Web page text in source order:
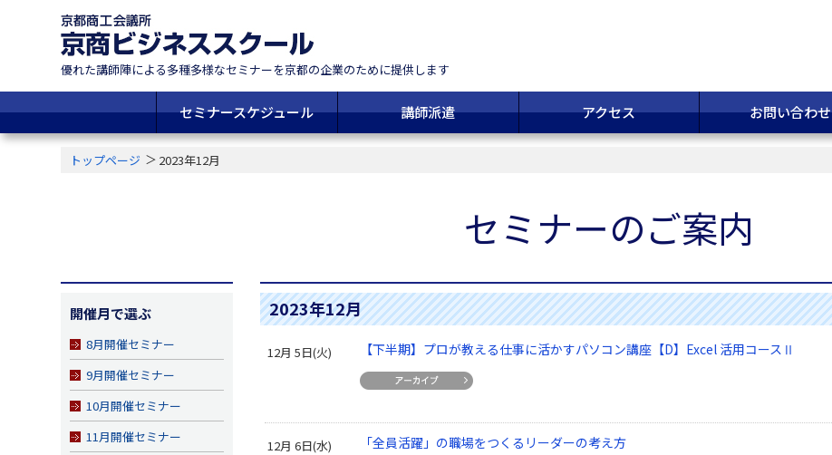
優れた講師陣による多種多様なセミナーを京都の企業のために提供します
セミナースケジュール 講師派遣 アクセス お問い合わせ
トップページ 2023年12月
セミナーのご案内
開催月で選ぶ
8月開催セミナー
9月開催セミナー
10月開催セミナー
11月開催セミナー
2023年12月
12月 5日(火) 【下半期】プロが教える仕事に活かすパソコン講座【D】Excel 活用コースⅡ
12月 6日(水) 「全員活躍」の職場をつくるリーダーの考え方